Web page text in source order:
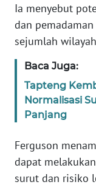
Ia menyebut
dan
sejumlah
Baca Juga:
Tapteng
Normalisasi
Panjang
Ferguson
dapat
surut dan risiko
KONTAK
KAMI
INFO
IKLAN
TENTANG
KAMI
PEDOMAN
MEDIA
SIBER